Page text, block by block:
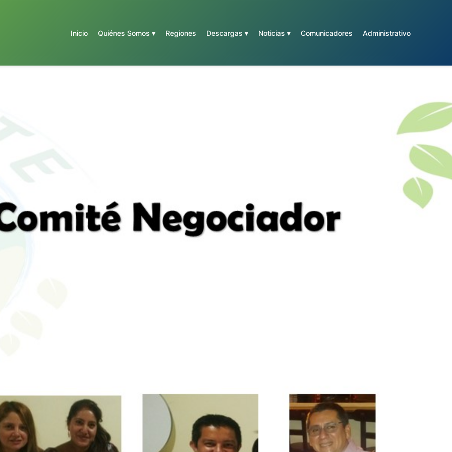
Inicio Quiénes Somos ▾ Regiones Descargas ▾ Noticias ▾ Comunicadores Administrativo